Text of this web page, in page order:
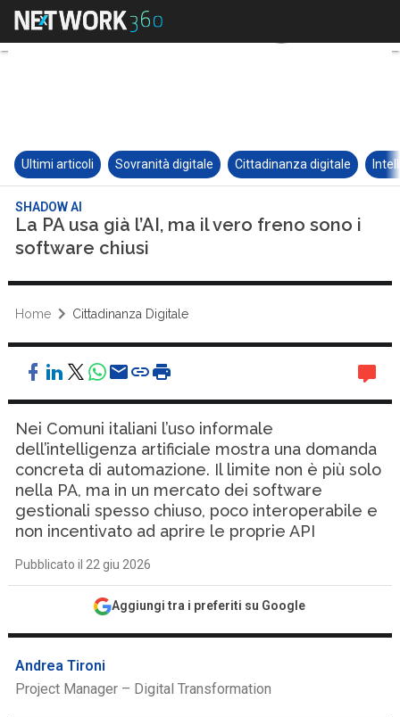
Ultimi articoli Sovranità digitale Cittadinanza digitale
SHADOW AI
La PA usa già l’AI, ma il vero freno sono i
software chiusi
Home Cittadinanza Digitale
Nei Comuni italiani l’uso informale
dell’intelligenza artificiale mostra una domanda
concreta di automazione. Il limite non è più solo
nella PA, ma in un mercato dei software
gestionali spesso chiuso, poco interoperabile e
non incentivato ad aprire le proprie API
Pubblicato il 22 giu 2026
Aggiungi tra i preferiti su Google
Andrea Tironi
Project Manager – Digital Transformation